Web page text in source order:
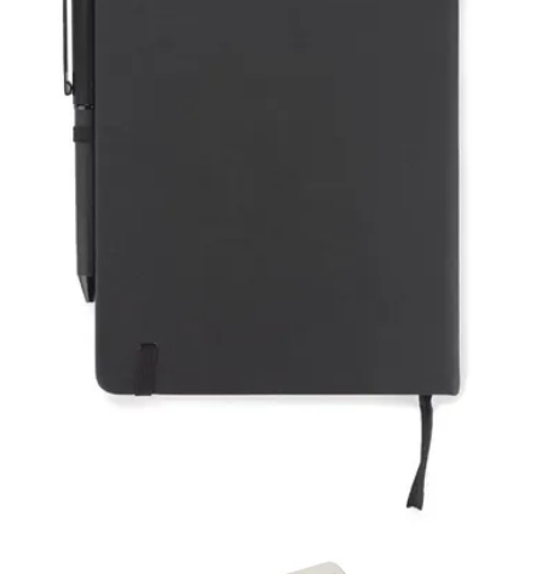
neconvenționale. Setul include un caiet realizat din piele
neagră. Caietul are 96 de pagini liniate și se închide cu bandă
elastică. Întregul set este ambalat într-o cutie neagră elegantă.
FA CUNOSTINTA SI CU PRETURILE
Puteți comanda agende.
Prețul pentru agende în Chișinău îl
puteți afla apelând la numerele: